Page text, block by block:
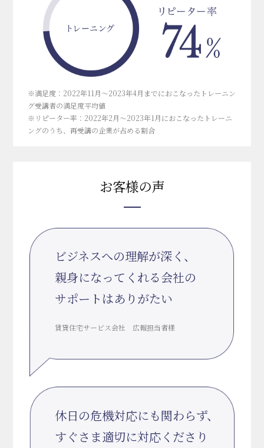
※満足度：2022年11月～2023年4月までにおこなったトレーニン
グ受講者の満足度平均値
※リピーター率：2022年2月～2023年1月におこなったトレーニ
ングのうち、再受講の企業が占める割合
お客様の声
ビジネスへの理解が深く、
親身になってくれる会社の
サポートはありがたい
賃貸住宅サービス会社 広報担当者様
休日の危機対応にも関わらず、
すぐさま適切に対応くださり